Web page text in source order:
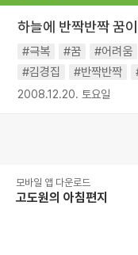
#독서
#건강 #면역력
하늘에 반짝반짝 꿈
#극복 #꿈 #어려움
#김경집
#반짝반짝
2008.12.20. 토요일
모바일 앱 다운로드
고도원의 아침편지